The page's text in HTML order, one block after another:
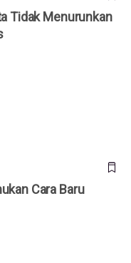
Tidak Menurunkan
Cara Baru